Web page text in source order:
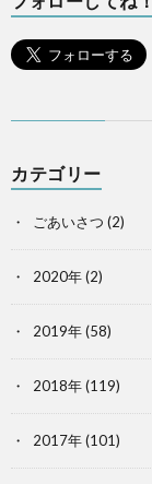
カテゴリー
ごあいさつ (2)
2020年(2)
2019年(58)
2018年(119)
2017年(101)